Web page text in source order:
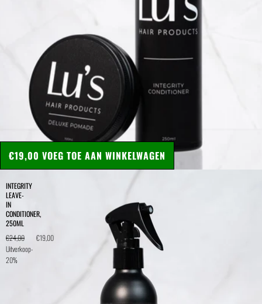
INTEGRITY
LEAVE-
IN
CONDITIONER,
250ML
€24,00
€19,00
Uitverkoop-
20%
€19,00 VOEG TOE AAN WINKELWAGEN